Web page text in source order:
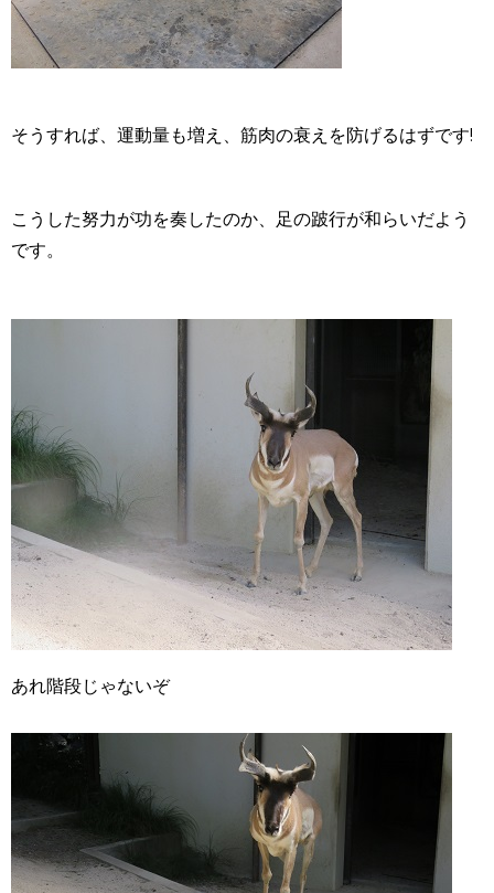
そうすれば、運動量も増え、筋肉の衰えを防げるはずです!
こうした努力が功を奏したのか、足の跛行が和らいだよう
です。
あれ階段じゃないぞ